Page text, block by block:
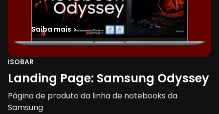
Saiba mais
ISOBAR
Landing Page: Samsung Odyssey
Página de produto da linha de notebooks da
Samsung